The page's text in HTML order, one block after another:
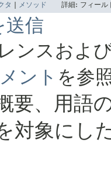
タ メソッド 詳細: フィー
送信
ンスおよ
ント を参
要、用語
対象にし